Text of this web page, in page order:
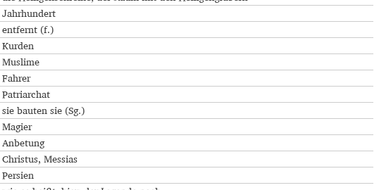
Jahrhundert
entfernt (f.)
Kurden
Muslime
Fahrer
Patriarchat
sie bauten sie (Sg.)
Magier
Anbetung
Christus, Messias
Persien